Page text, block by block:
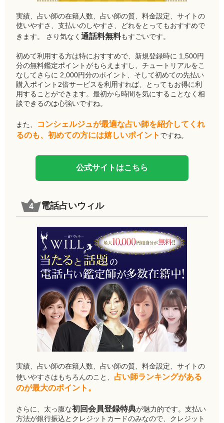
実績、占い師の在籍人数、占い師の質、料金設定、サイトの
使いやすさ、支払いのしやすさ、どれをとってもおすすめで
きます。 さり気なく通話料無料もすごいです。
初めて利用する方は特におすすめで、新規登録時に 1,500円
分の無料鑑定ポイントがもらえますし、チュートリアルをこ
なしてさらに 2,000円分のポイント、そして初めての先払い
購入ポイント2倍サービスを利用すれば、とってもお得に利
用することができます。最初から時間を気にすることなく相
談できるのは心強いですね。
また、
コンシェルジュが最適な占い師を紹介してくれ
るのも、初めての方には嬉しいポイント ですね。
公式サイトはこちら
電話占いウィル
実績、占い師の在籍人数、占い師の質、料金設定、サイトの
使いやすさはもちろんのこと、 占い師ランキングがある
のが最大のポイント。
さらに、太っ腹な初回会員登録特典が魅力的です。支払い
方法が銀行振込とクレジットカードのみなので、クレジット